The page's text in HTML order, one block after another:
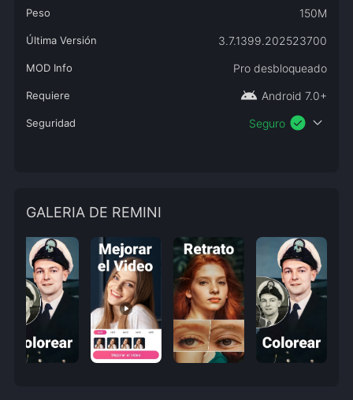
Peso 150M
Última Versión 3.7.1399.202523700
MOD Info Pro desbloqueado
Requiere android Android 7.0+
Seguridad Seguro check_circle expand_more
GALERIA DE REMINI